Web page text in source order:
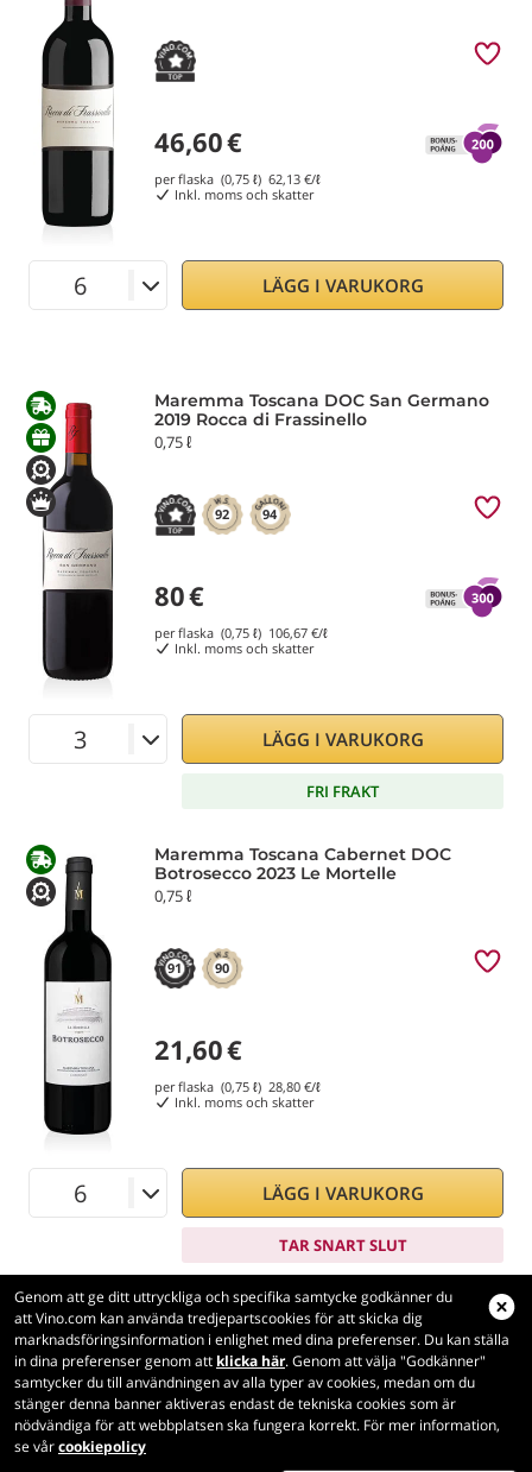
46,60€
per flaska (0,75 ℓ) 62,13 €/ℓ
Inkl. moms och skatter
LÄGG I VARUKORG
Maremma Toscana DOC San Germano
2019 Rocca di Frassinello
0,75 ℓ
92 94
80€
per flaska (0,75 ℓ) 106,67 €/ℓ
Inkl. moms och skatter
LÄGG I VARUKORG
FRI FRAKT
Maremma Toscana Cabernet DOC
Botrosecco 2023 Le Mortelle
0,75 ℓ
91 90
21,60€
per flaska (0,75 ℓ) 28,80 €/ℓ
Inkl. moms och skatter
LÄGG I VARUKORG
TAR SNART SLUT
Genom att ge ditt uttryckliga och specifika samtycke godkänner du
att Vino.com kan använda tredjepartscookies för att skicka dig
marknadsföringsinformation i enlighet med dina preferenser. Du kan ställa
in dina preferenser genom att klicka här. Genom att välja "Godkänner"
samtycker du till användningen av alla typer av cookies, medan om du
stänger denna banner aktiveras endast de tekniska cookies som är
nödvändiga för att webbplatsen ska fungera korrekt. För mer information,
se vårcookiepolicy
Vino.com
Made with
in Tuscany
Sidan laddades inom 359 ms
production-front-2